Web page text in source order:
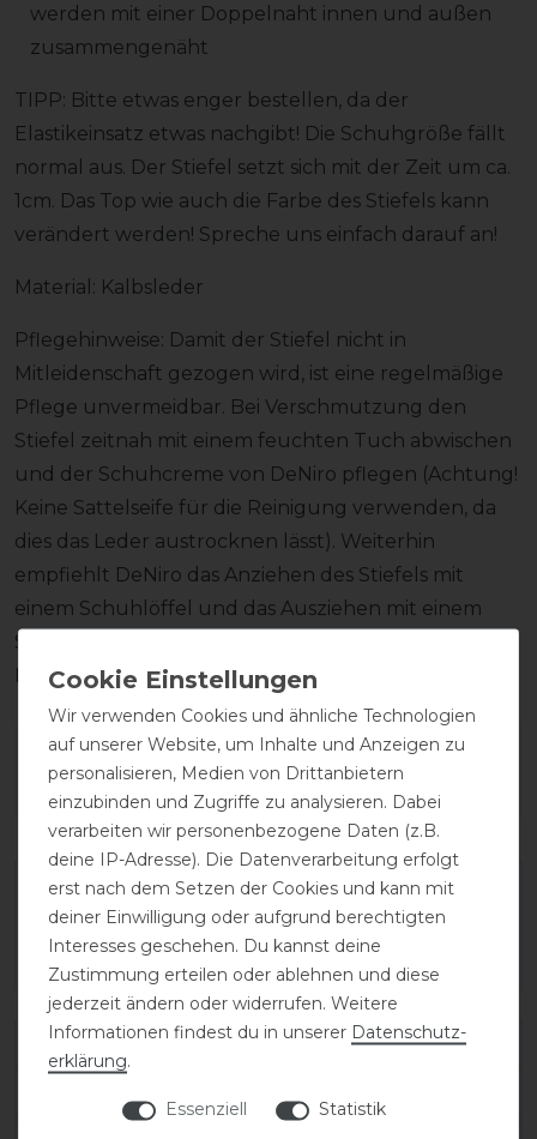
werden mit einer Doppelnaht innen und außen
zusammengenäht
TIPP: Bitte etwas enger bestellen, da der
Elastikeinsatz etwas nachgibt! Die Schuhgröße fällt
normal aus. Der Stiefel setzt sich mit der Zeit um ca.
1cm. Das Top wie auch die Farbe des Stiefels kann
verändert werden! Spreche uns einfach darauf an!
Material: Kalbsleder
Pflegehinweise: Damit der Stiefel nicht in
Mitleidenschaft gezogen wird, ist eine regelmäßige
Pflege unvermeidbar. Bei Verschmutzung den
Stiefel zeitnah mit einem feuchten Tuch abwischen
und der Schuhcreme von DeNiro pflegen (Achtung!
Keine Sattelseife für die Reinigung verwenden, da
dies das Leder austrocknen lässt). Weiterhin
empfiehlt DeNiro das Anziehen des Stiefels mit
einem Schuhlöffel und das Ausziehen mit einem
Stiefelknecht, damit das Fußbett sowie der
Reißverschluss unversehrt bleiben.
Wie hat dir die Artikelbeschreibung
gefallen?
Varianten-ID:138146
Wir verwenden Cookies und ähnliche Technologien
auf unserer Website, um Inhalte und Anzeigen zu
personalisieren, Medien von Drittanbietern
einzubinden und Zugriffe zu analysieren. Dabei
verarbeiten wir personenbezogene Daten (z.B.
deine IP-Adresse). Die Datenverarbeitung erfolgt
erst nach dem Setzen der Cookies und kann mit
deiner Einwilligung oder aufgrund berechtigten
Interesses geschehen. Du kannst deine
Zustimmung erteilen oder ablehnen und diese
jederzeit ändern oder widerrufen. Weitere
Informationen findest du in unserer Daten­schutz­
erklärung.
Essenziell Statistik